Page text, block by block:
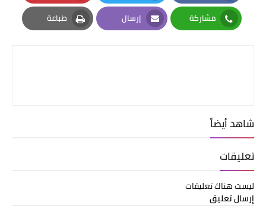
Facebook
Twitter
Pinterest
مشاركة
Whatsapp
إرسال
Email
طباعة
Print
شاهد أيضاً
تعليقات
ليست هناك تعليقات
إرسال تعليق